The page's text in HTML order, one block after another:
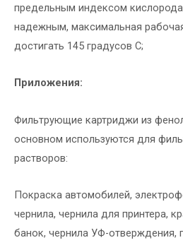
предельным индексом
надежным, максимальная
достигать 145 градусов C;
Приложения:
Фильтрующие картриджи из
основном используются для
растворов:
Покраска автомобилей,
чернила, чернила для принтера,
банок, чернила УФ-отверждения,